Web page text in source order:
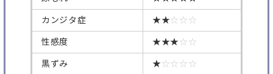
カンジタ症 ★★☆☆☆
性感度 ★★★☆☆
黒ずみ ★☆☆☆☆